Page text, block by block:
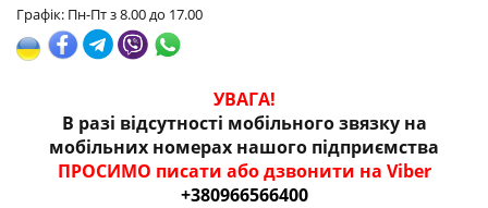
Графік: Пн-Пт з 8.00 до 17.00
УВАГА!
В разі відсутності мобільного звязку на
мобільних номерах нашого підприємства
ПРОСИМО писати або дзвонити на Viber
+380966566400